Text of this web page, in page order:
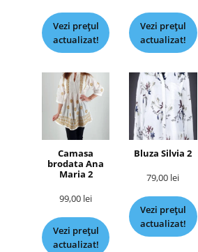
Vezi prețul
actualizat!
Vezi prețul
actualizat!
Camasa
brodata Ana
Maria 2
99,00 lei
Vezi prețul
actualizat!
Bluza Silvia 2
79,00 lei
Vezi prețul
actualizat!